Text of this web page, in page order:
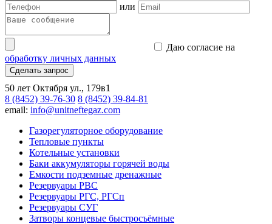
или
Даю согласие на
обработку личных данных
Сделать запрос
50 лет Октября ул., 179в1
8 (8452) 39-76-30 8 (8452) 39-84-81
email: info@unitneftegaz.com
Газорегуляторное оборудование
Тепловые пункты
Котельные установки
Баки аккумуляторы горячей воды
Емкости подземные дренажные
Резервуары РВС
Резервуары РГС, РГСп
Резервуары СУГ
Затворы концевые быстросъёмные